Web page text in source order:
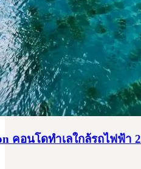
คอนโดทำเลใกล้รถไฟฟ้า 2